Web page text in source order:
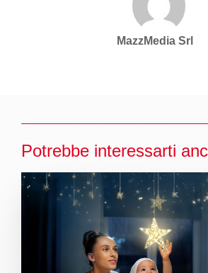
MazzMedia Srl
Potrebbe interessarti